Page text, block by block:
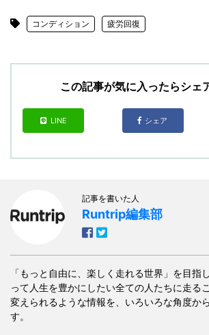
コンディション 疲労回復
この記事が気に入ったらシェ
LINE シェア
記事を書いた人
Runtrip編集部
「もっと自由に、楽しく走れる世界」を目指
って人生を豊かにしたい全ての人たちに走る
変えられるような情報を、いろいろな角度か
す。